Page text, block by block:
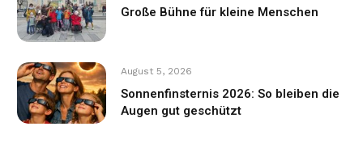
Große Bühne für kleine Menschen
August 5, 2026
Sonnenfinsternis 2026: So bleiben die
Augen gut geschützt